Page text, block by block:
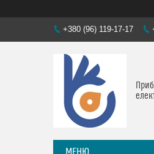
+380 (96) 119-17-17